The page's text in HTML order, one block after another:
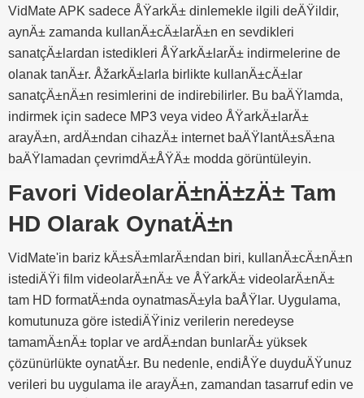
VidMate APK sadece ÅŸarkÄ± dinlemekle ilgili deÄŸildir,
aynÄ± zamanda kullanÄ±cÄ±larÄ±n en sevdikleri
sanatçÄ±lardan istedikleri ÅŸarkÄ±larÄ± indirmelerine de
olanak tanÄ±r. ÅžarkÄ±larla birlikte kullanÄ±cÄ±lar
sanatçÄ±nÄ±n resimlerini de indirebilirler. Bu baÄŸlamda,
indirmek için sadece MP3 veya video ÅŸarkÄ±larÄ±
arayÄ±n, ardÄ±ndan cihazÄ± internet baÄŸlantÄ±sÄ±na
baÄŸlamadan çevrimdÄ±ÅŸÄ± modda görüntüleyin.
Favori VideolarÄ±nÄ±zÄ± Tam
HD Olarak OynatÄ±n
VidMate'in bariz kÄ±sÄ±mlarÄ±ndan biri, kullanÄ±cÄ±nÄ±n
istediÄŸi film videolarÄ±nÄ± ve ÅŸarkÄ± videolarÄ±nÄ±
tam HD formatÄ±nda oynatmasÄ±yla baÅŸlar. Uygulama,
komutunuza göre istediÄŸiniz verilerin neredeyse
tamamÄ±nÄ± toplar ve ardÄ±ndan bunlarÄ± yüksek
çözünürlükte oynatÄ±r. Bu nedenle, endiÅŸe duyduÄŸunuz
verileri bu uygulama ile arayÄ±n, zamandan tasarruf edin ve